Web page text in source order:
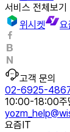
서비스 전체보기
위시켓
고객 문의
02-6925-
10:00-18:00주
요즘IT